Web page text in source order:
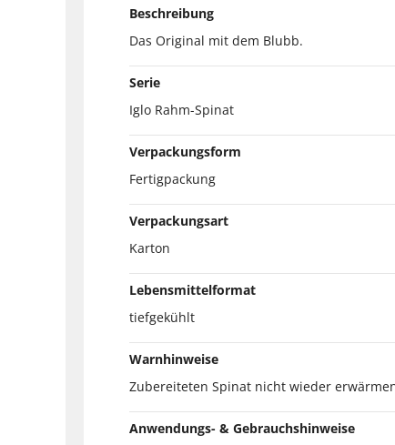
Beschreibung
Das Original mit dem Blubb.
Serie
Iglo Rahm-Spinat
Verpackungsform
Fertigpackung
Verpackungsart
Karton
Lebensmittelformat
tiefgekühlt
Warnhinweise
Zubereiteten Spinat nicht wieder
Anwendungs- & Gebrauchshinweise